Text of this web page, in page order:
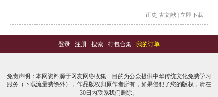
正史 古文献 立即下载
登录 - 注册 - 搜索 - 打包合集 - 我的订单
免责声明：本网资料源于网友网络收集，目的为公众提供中华传统文化免费学习
服务（下载流量费除外），作品版权归原作者所有，如果侵犯了您的版权，请在
30日内联系我们删除。